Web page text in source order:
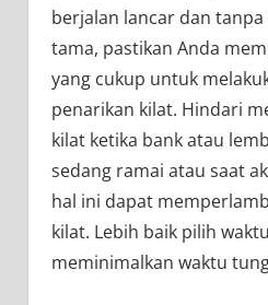
berjalan lancar dan
tama, pastikan Anda
yang cukup untuk
penarikan kilat. Hindari
kilat ketika bank atau
sedang ramai atau saat
hal ini dapat
kilat. Lebih baik pilih
meminimalkan waktu